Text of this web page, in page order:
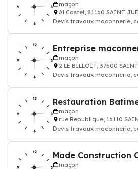
maçon
Al Castel, 81160 SAINT
Devis travaux maconnerie,
Entreprise
maçon
2 LE BILLOIT, 37600
Devis travaux maconnerie,
Restauration
maçon
rue Republique, 16110
Devis travaux maconnerie,
Made Construction
maçon